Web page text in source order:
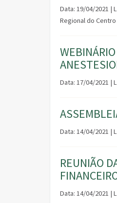
Data: 19/04/2021 |
Regional do Centro
Data: 17/04/2021 |
Data: 14/04/2021 |
REUNIÃO
Data: 14/04/2021 |